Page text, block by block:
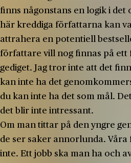
finns någonstans en logik i det
här kreddiga författarna kan
attrahera en potentiell
författare vill nog finnas på ett
gediget. Jag tror inte att det
kan inte ha det
du kan inte ha det som mål.
det blir inte intressant.
Om man tittar på den yngre
de ser saker annorlunda.
inte. Ett jobb ska man ha och